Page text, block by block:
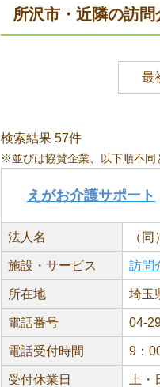
所沢市・近隣の訪
最
検索結果 57件
※並びは協賛企業、以下順不同
えがお介護サポート
法人名 （
施設・サービス 訪問
所在地 埼玉
電話番号 04-
電話受付時間 9：
受付休業日 土・